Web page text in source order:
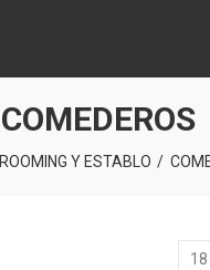
COMEDEROS
Y ESTABLO
18